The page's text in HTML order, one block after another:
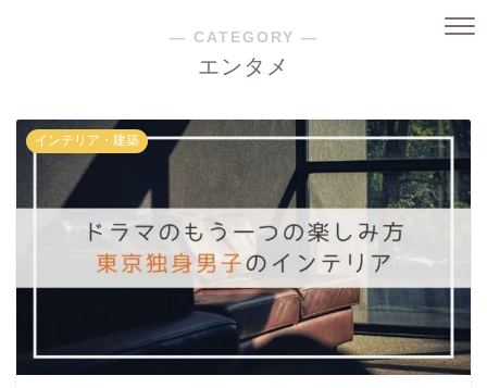
― CATEGORY ―
エンタメ
インテリア・建築